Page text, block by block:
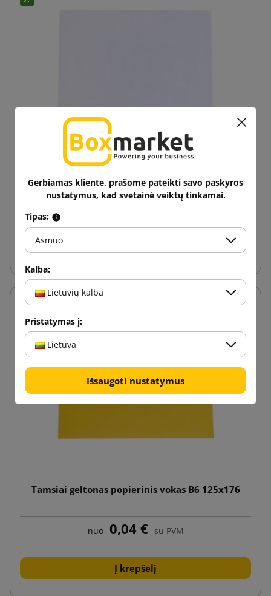
Balta popierinė C6 114x162 apvalkalas
Tamsiai geltonas popierinis vokas B6 125x176
nuo 0,04 € su PVM
Į krepšelį
Gerbiamas kliente, prašome pateikti savo paskyros
nustatymus, kad svetainė veiktų tinkamai.
Tipas:
Asmuo
Kalba:
Lietuvių kalba
Pristatymas į:
Lietuva
Išsaugoti nustatymus